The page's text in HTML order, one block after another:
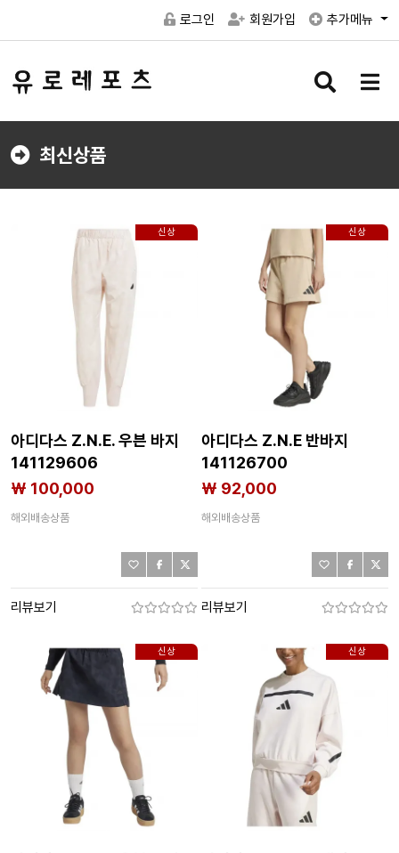
로그인 회원가입 추가메뉴
검
버
메
버
최신상품
신상
아디다스 Z.N.E. 우븐 바지
141129606
₩ 100,000
해외배송상품
리뷰보기
신상
아디다스 Z.N.E 반바지
141126700
₩ 92,000
해외배송상품
리뷰보기
신상 신상